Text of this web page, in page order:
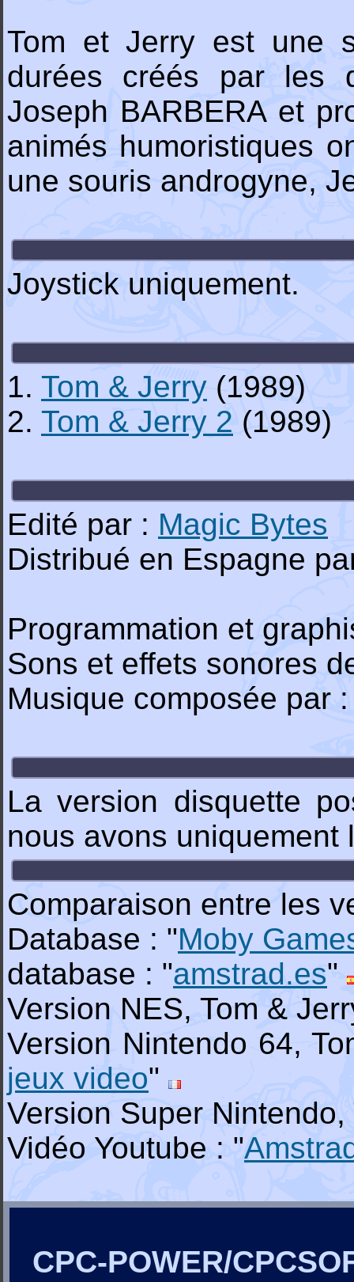
Tom et Jerry est une
durées créés par les
Joseph BARBERA et
animés humoristiques
une souris androgyne,
Joystick uniquement.
1. Tom & Jerry (1989)
2. Tom & Jerry 2 (1989)
Edité par : Magic Bytes
Distribué en Espagne
Programmation et
Sons et effets sonores
Musique composée par
La version disquette
nous avons
Comparaison entre les
Database : "Moby
database : "amstrad.es"
Version NES, Tom &
Version Nintendo 64,
jeux video"
Version Super
Vidéo Youtube : "
CPC-POWER/